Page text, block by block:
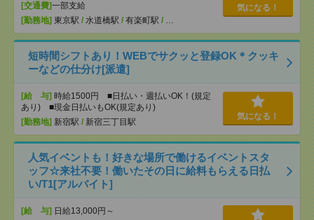
[交通費]一部支給
[勤務地] 東京駅 / 水道橋駅 / 有楽町駅 / …
気になる！
短時間シフトあり！WEBでサクッと登録OK＊クッキ
ーなどの仕分け[派遣]
[給 与] 時給1500円 ■日払い・週払いOK！(規定
あり) ■現金日払いもOK(規定あり)
[勤務地] 新宿駅 / 新宿三丁目駅
気になる！
人気イベントも！好きな場所で働けるイベントスタ
ッフ☆来社不要！働いたその日に給料もらえる日払
い/T1[アルバイト]
[給 与] 日給13,000円～